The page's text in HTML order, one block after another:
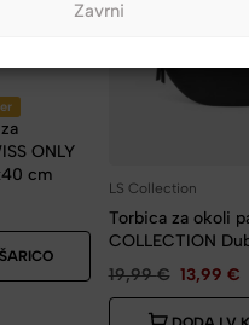
Zavrni
ONLY
cm
LS Collection
Torbica za okoli
COLLECTION
19,99€ 13,99 €